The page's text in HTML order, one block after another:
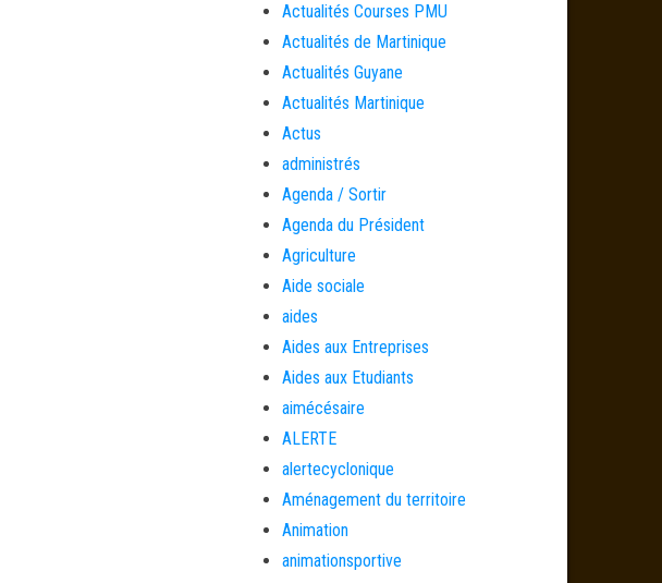
Actualités Courses PMU
Actualités de Martinique
Actualités Guyane
Actualités Martinique
Actus
administrés
Agenda / Sortir
Agenda du Président
Agriculture
Aide sociale
aides
Aides aux Entreprises
Aides aux Etudiants
aimécésaire
ALERTE
alertecyclonique
Aménagement du territoire
Animation
animationsportive